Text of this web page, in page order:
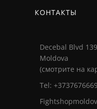
КОНТАКТЫ
Decebal Blvd
Moldova
(смотрите на
Tel: